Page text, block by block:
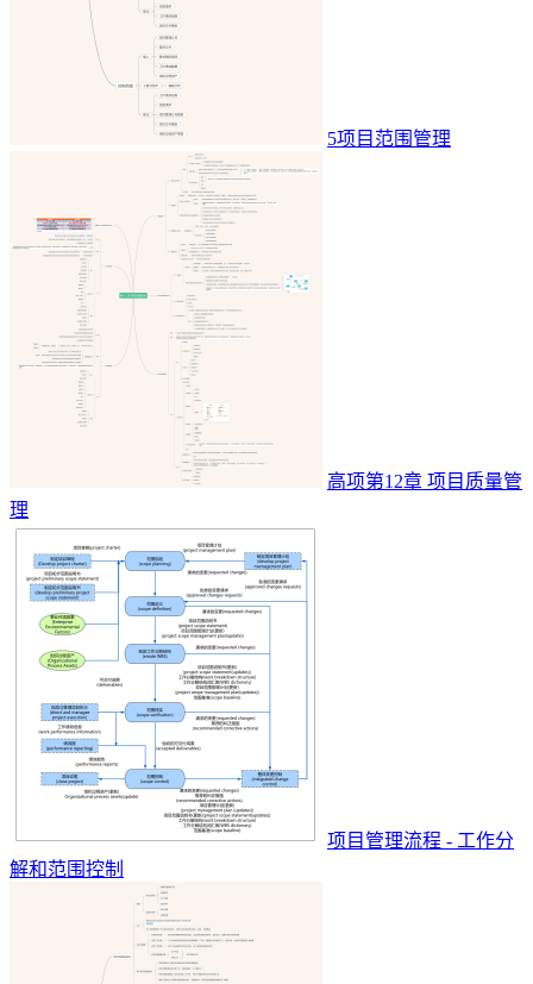
5项目范围管理
高项第12章 项目质量管
理
项目管理流程 - 工作分
解和范围控制